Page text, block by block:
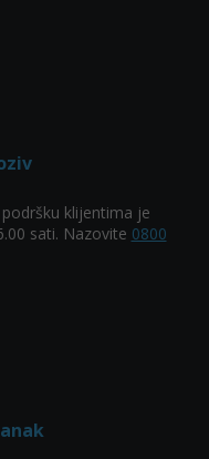
klijentima je
sati. Nazovite 0800